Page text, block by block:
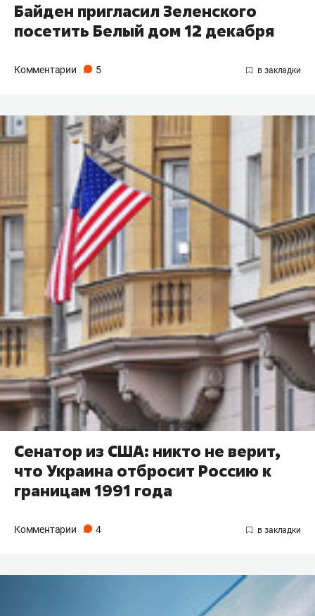
Байден пригласил Зеленского
посетить Белый дом 12 декабря
Комментарии 5
Сенатор из США: никто не верит,
что Украина отбросит Россию к
границам 1991 года
Комментарии 4